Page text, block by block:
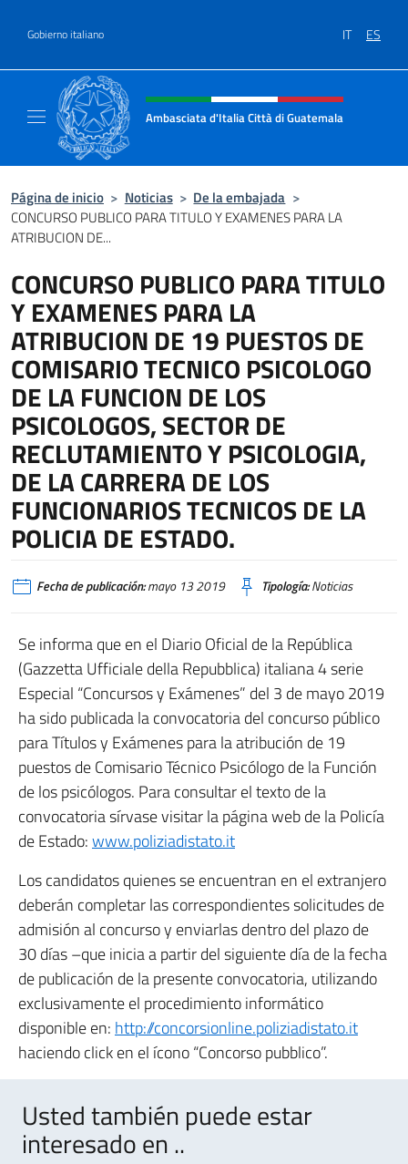
Gobierno italiano IT ES
Encabezado del sitio web,
Ambasciata d'Italia Città di Guatemala
Página de inicio > Noticias > De la embajada >
CONCURSO PUBLICO PARA TITULO Y EXAMENES PARA LA
ATRIBUCION DE...
CONCURSO PUBLICO PARA TITULO
Y EXAMENES PARA LA
ATRIBUCION DE 19 PUESTOS DE
COMISARIO TECNICO PSICOLOGO
DE LA FUNCION DE LOS
PSICOLOGOS, SECTOR DE
RECLUTAMIENTO Y PSICOLOGIA,
DE LA CARRERA DE LOS
FUNCIONARIOS TECNICOS DE LA
POLICIA DE ESTADO.
Fecha de publicación:mayo 13 2019 Tipología:Noticias
Se informa que en el Diario Oficial de la República
(Gazzetta Ufficiale della Repubblica) italiana 4 serie
Especial “Concursos y Exámenes” del 3 de mayo 2019
ha sido publicada la convocatoria del concurso público
para Títulos y Exámenes para la atribución de 19
puestos de Comisario Técnico Psicólogo de la Función
de los psicólogos. Para consultar el texto de la
convocatoria sírvase visitar la página web de la Policía
de Estado:www.poliziadistato.it
Los candidatos quienes se encuentran en el extranjero
deberán completar las correspondientes solicitudes de
admisión al concurso y enviarlas dentro del plazo de
30 días –que inicia a partir del siguiente día de la fecha
de publicación de la presente convocatoria, utilizando
exclusivamente el procedimiento informático
disponible en: http://concorsionline.poliziadistato.it
haciendo click en el ícono “Concorso pubblico”.
Usted también puede estar
interesado en ..